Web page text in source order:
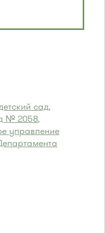
сад,
№ 2058,
управление